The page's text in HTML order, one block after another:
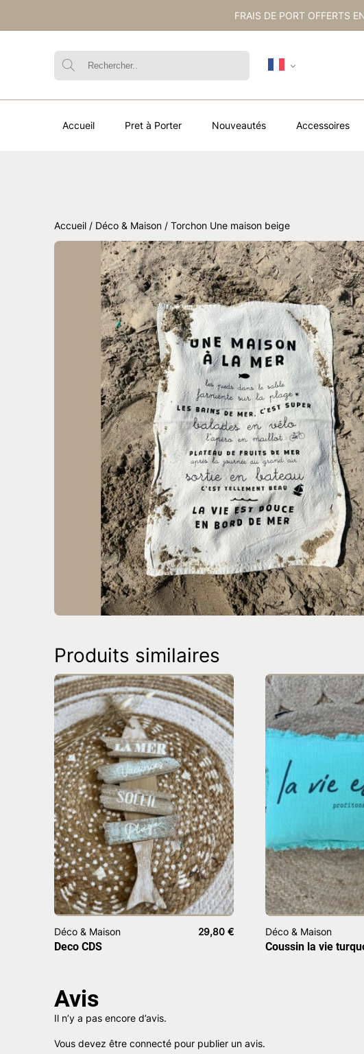
FRAIS DE PORT OFFERTS
Accueil Pret à Porter Nouveautés Accessoires
Accueil / Déco & Maison / Torchon Une maison beige
Produits similaires
Déco & Maison 29,80 €
Deco CDS
Déco & Maison
Coussin la vie
Avis
Il n’y a pas encore d’avis.
Vous devez être connecté pour publier un avis.